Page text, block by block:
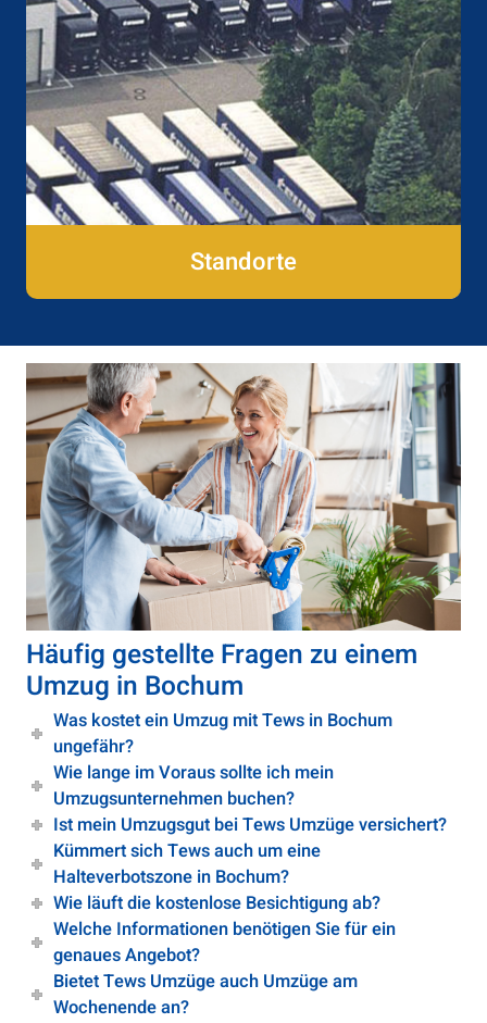
Standorte
Häufig gestellte Fragen zu einem
Umzug in Bochum
Was kostet ein Umzug mit Tews in Bochum
ungefähr?
Wie lange im Voraus sollte ich mein
Umzugsunternehmen buchen?
Ist mein Umzugsgut bei Tews Umzüge versichert?
Kümmert sich Tews auch um eine
Halteverbotszone in Bochum?
Wie läuft die kostenlose Besichtigung ab?
Welche Informationen benötigen Sie für ein
genaues Angebot?
Bietet Tews Umzüge auch Umzüge am
Wochenende an?